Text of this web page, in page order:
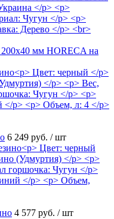
мм HORECA на
6 249 руб. / шт
4 577 руб. / шт